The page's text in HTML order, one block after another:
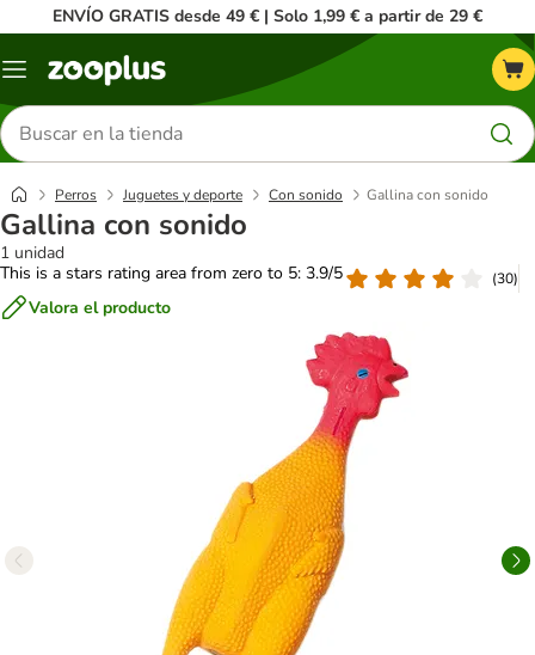
ENVÍO GRATIS desde 49 € | Solo 1,99 € a partir de 29 €
Menú
Buscar
productos
Perros Juguetes y deporte Con sonido Gallina con sonido
Gallina con sonido
1 unidad
This is a stars rating area from zero to 5: 3.9/5
(30)
Valora el producto